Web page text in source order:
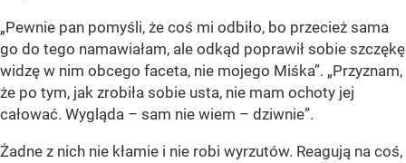
„Pewnie pan pomyśli, że coś mi odbiło, bo przecież sama
go do tego namawiałam, ale odkąd poprawił sobie szczękę
widzę w nim obcego faceta, nie mojego Miśka”. „Przyznam,
że po tym, jak zrobiła sobie usta, nie mam ochoty jej
całować. Wygląda – sam nie wiem – dziwnie”.
Żadne z nich nie kłamie i nie robi wyrzutów. Reagują na coś,